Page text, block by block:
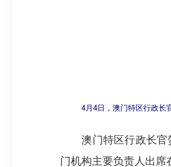
4月4日，澳门特区行政长
澳门特区行政长官
门机构主要负责人出席